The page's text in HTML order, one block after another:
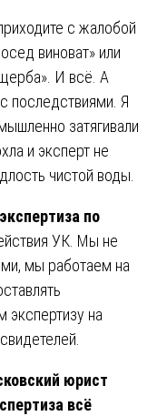
с жалобой
виноват» или
И всё. А
последствиями. Я
затягивали
и эксперт не
чистой воды.
по
УК. Мы не
мы работаем на
на
юрист
всё